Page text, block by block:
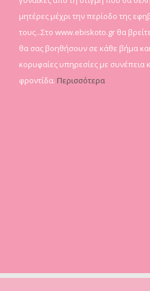
μητέρες μέχρι την περίοδο της
τους...Στο www.ebiskoto.gr θα
θα σας βοηθήσουν σε κάθε βήμα
κορυφαίες υπηρεσίες με συνέπεια
φροντίδα. Περισσότερα